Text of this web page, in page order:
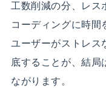
工数削減の分、レス
コーディングに時間
ユーザーがストレ
底することが、結局
ながります。